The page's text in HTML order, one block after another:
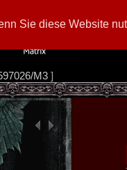
Sie diese Website
M3]